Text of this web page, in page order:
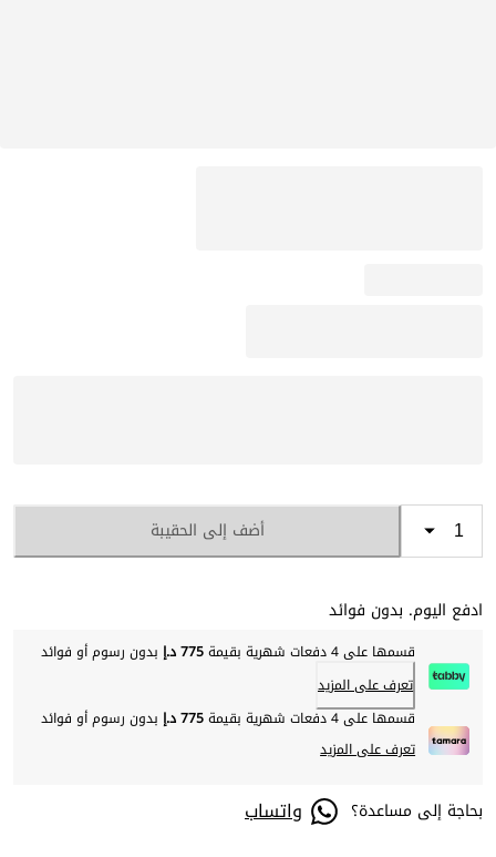
أضف إلى الحقيبة
ادفع اليوم. بدون فوائد
قسمها على 4 دفعات شهرية بقيمة 775 د.إ
بدون رسوم أو فوائد
تعرف على المزيد
قسمها على 4 دفعات شهرية بقيمة
775 د.إ
بدون رسوم أو فوائد
تعرف على المزيد
بحاجة إلى مساعدة؟ واتساب